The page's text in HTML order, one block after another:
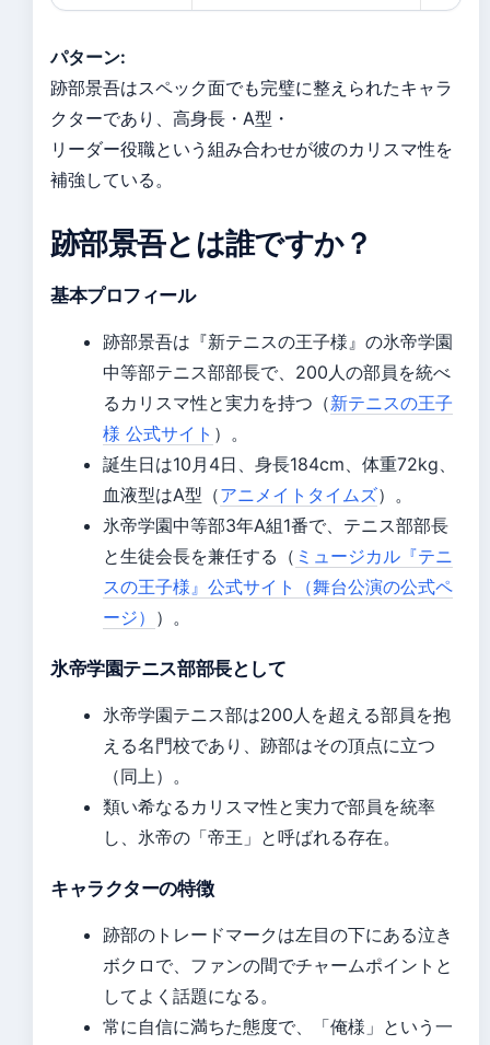
パターン:
跡部景吾はスペック面でも完璧に整えられたキャラ
クターであり、高身長・A型・
リーダー役職という組み合わせが彼のカリスマ性を
補強している。
跡部景吾とは誰ですか？
基本プロフィール
跡部景吾は『新テニスの王子様』の氷帝学園
中等部テニス部部長で、200人の部員を統べ
るカリスマ性と実力を持つ（新テニスの王子
様 公式サイト ）。
誕生日は10月4日、身長184cm、体重72kg、
血液型はA型（アニメイトタイムズ）。
氷帝学園中等部3年A組1番で、テニス部部長
と生徒会長を兼任する（ ミュージカル『テニ
スの王子様』公式サイト（舞台公演の公式ペ
ージ） ）。
氷帝学園テニス部部長として
氷帝学園テニス部は200人を超える部員を抱
える名門校であり、跡部はその頂点に立つ
（同上）。
類い希なるカリスマ性と実力で部員を統率
し、氷帝の「帝王」と呼ばれる存在。
キャラクターの特徴
跡部のトレードマークは左目の下にある泣き
ボクロで、ファンの間でチャームポイントと
してよく話題になる。
常に自信に満ちた態度で、「俺様」という一